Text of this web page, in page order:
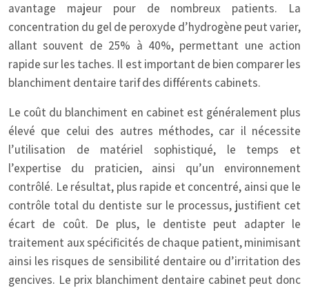
avantage majeur pour de nombreux patients. La
concentration du gel de peroxyde d’hydrogène peut varier,
allant souvent de 25% à 40%, permettant une action
rapide sur les taches. Il est important de bien comparer les
blanchiment dentaire tarif des différents cabinets.
Le coût du blanchiment en cabinet est généralement plus
élevé que celui des autres méthodes, car il nécessite
l’utilisation de matériel sophistiqué, le temps et
l’expertise du praticien, ainsi qu’un environnement
contrôlé. Le résultat, plus rapide et concentré, ainsi que le
contrôle total du dentiste sur le processus, justifient cet
écart de coût. De plus, le dentiste peut adapter le
traitement aux spécificités de chaque patient, minimisant
ainsi les risques de sensibilité dentaire ou d’irritation des
gencives. Le prix blanchiment dentaire cabinet peut donc